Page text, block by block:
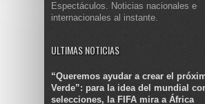
Espectáculos. Noticias nacionales e
internacionales al instante.
ULTIMAS NOTICIAS
“Queremos ayudar a crear el
Verde”: para la idea del mundial
selecciones, la FIFA mira a África